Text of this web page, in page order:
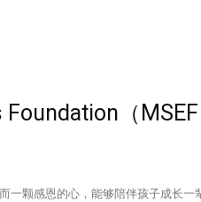
（
一颗感恩的心，能够陪伴孩子成长一